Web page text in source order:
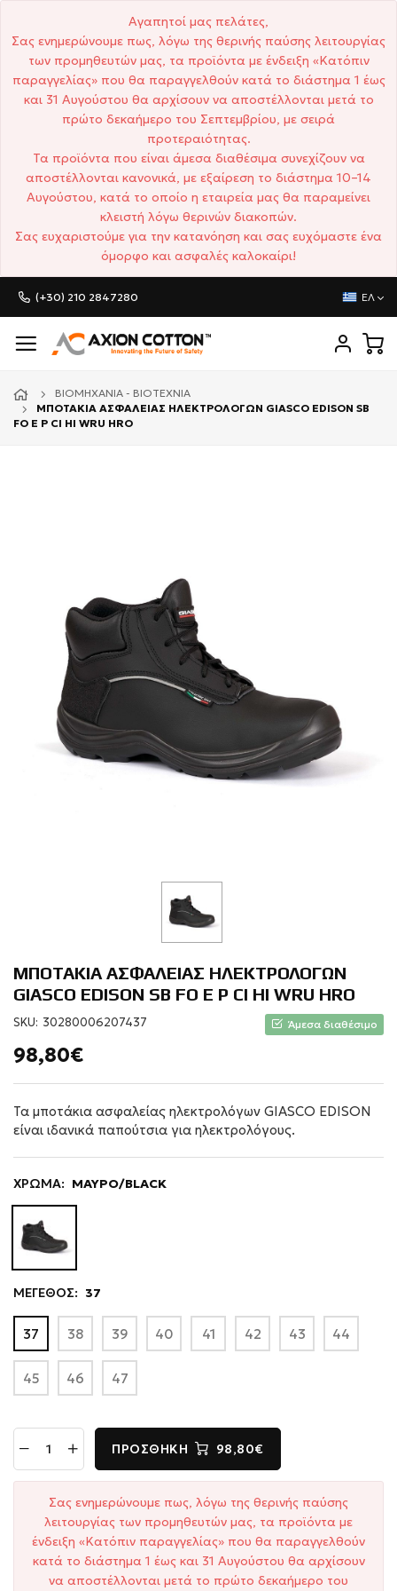
Αγαπητοί μας πελάτες,
Σας ενημερώνουμε πως, λόγω της θερινής παύσης λειτουργίας
των προμηθευτών μας, τα προϊόντα με ένδειξη «Κατόπιν
παραγγελίας» που θα παραγγελθούν κατά το διάστημα 1 έως
και 31 Αυγούστου θα αρχίσουν να αποστέλλονται μετά το
πρώτο δεκαήμερο του Σεπτεμβρίου, με σειρά
προτεραιότητας.
Τα προϊόντα που είναι άμεσα διαθέσιμα συνεχίζουν να
αποστέλλονται κανονικά, με εξαίρεση το διάστημα 10–14
Αυγούστου, κατά το οποίο η εταιρεία μας θα παραμείνει
κλειστή λόγω θερινών διακοπών.
Σας ευχαριστούμε για την κατανόηση και σας ευχόμαστε ένα
όμορφο και ασφαλές καλοκαίρι!
(+30) 210 2847280 ΕΛ
ΒΙΟΜΗΧΑΝΊΑ - ΒΙΟΤΕΧΝΊΑ
ΜΠΟΤΑΚΙΑ ΑΣΦΑΛΕΙΑΣ ΗΛΕΚΤΡΟΛΟΓΩΝ GIASCO EDISON SB
FO E P CI HI WRU HRO
ΜΠΟΤΑΚΙΑ ΑΣΦΑΛΕΙΑΣ ΗΛΕΚΤΡΟΛΟΓΩΝ
GIASCO EDISON SB FO E P CI HI WRU HRO
SKU: 30280006207437 Άμεσα διαθέσιμο
98,80€
Τα μποτάκια ασφαλείας ηλεκτρολόγων GIASCO EDISON
είναι ιδανικά παπούτσια για ηλεκτρολόγους.
ΧΡΩΜΑ: ΜΑΥΡΟ/BLACK
ΜΕΓΕΘΟΣ: 37
37 38 39 40 41 42 43 44
45 46 47
ΠΡΟΣΘΉΚΗ 98,80€
Σας ενημερώνουμε πως, λόγω της θερινής παύσης
λειτουργίας των προμηθευτών μας, τα προϊόντα με
ένδειξη «Κατόπιν παραγγελίας» που θα παραγγελθούν
κατά το διάστημα 1 έως και 31 Αυγούστου θα αρχίσουν
να αποστέλλονται μετά το πρώτο δεκαήμερο του